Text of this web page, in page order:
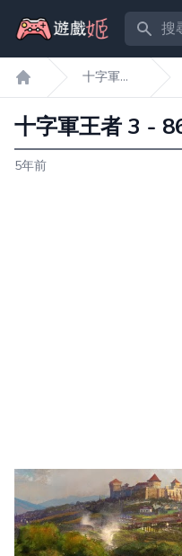
搜尋內容
遊戲姬首頁
十字軍王
者3
5年前